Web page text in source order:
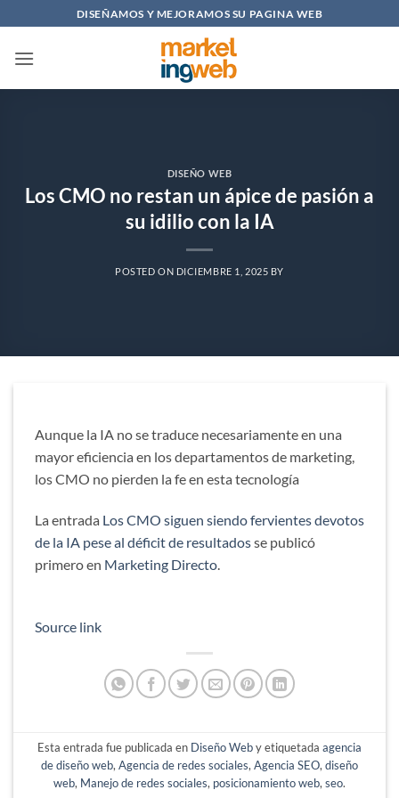
al
contenido
DISEÑAMOS Y MEJORAMOS SU PAGINA WEB
DISEÑO WEB
Los CMO no restan un ápice de pasión a
su idilio con la IA
POSTED ON DICIEMBRE 1, 2025 BY
Aunque la IA no se traduce necesariamente en una
mayor eficiencia en los departamentos de marketing,
los CMO no pierden la fe en esta tecnología
La entrada Los CMO siguen siendo fervientes devotos
de la IA pese al déficit de resultadosse publicó
primero en Marketing Directo
Source link
Esta entrada fue publicada en Diseño Weby etiquetada agencia
de diseño web, Agencia de redes sociales, Agencia SEO, diseño
web, Manejo de redes sociales, posicionamiento web, seo.